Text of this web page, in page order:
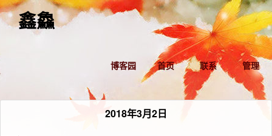
鑫鱻
博客园 首页 联系 管理
2018年3月2日